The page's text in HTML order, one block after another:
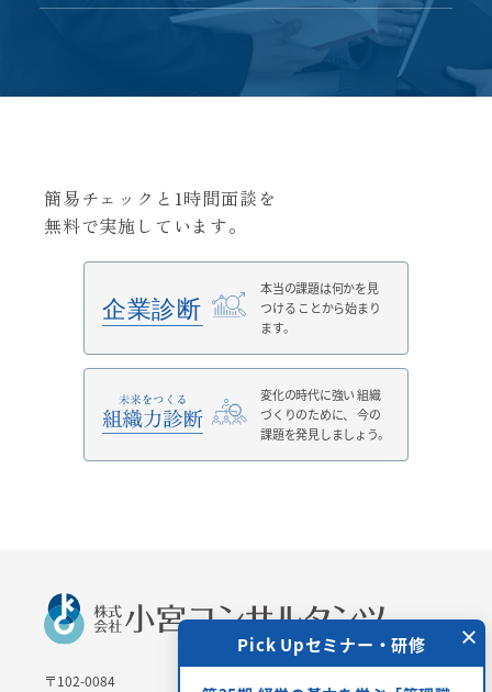
×
ミナー・研修 Pick Upセミナー・研修
簡易チェックと1時間面談を
無料で実施しています。
本当の課題は何かを見
つける ことから始まり
ます。
変化の時代に強い組織
づくりのために、
今の
課題を発見しましょう。
〒102-0084